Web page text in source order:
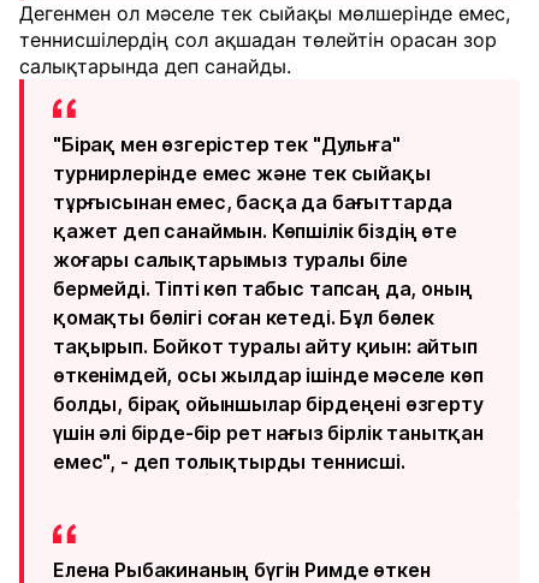
Дегенмен ол мәселе тек сыйақы мөлшерінде емес,
теннисшілердің сол ақшадан төлейтін орасан зор
салықтарында деп санайды.
"Бірақ мен өзгерістер тек "Дулыға"
турнирлерінде емес және тек сыйақы
тұрғысынан емес, басқа да бағыттарда
қажет деп санаймын. Көпшілік біздің өте
жоғары салықтарымыз туралы біле
бермейді. Тіпті көп табыс тапсаң да, оның
қомақты бөлігі соған кетеді. Бұл бөлек
тақырып. Бойкот туралы айту қиын: айтып
өткенімдей, осы жылдар ішінде мәселе көп
болды, бірақ ойыншылар бірдеңені өзгерту
үшін әлі бірде-бір рет нағыз бірлік танытқан
емес", - деп толықтырды теннисші.
Елена Рыбакинаның бүгін Римде өткен